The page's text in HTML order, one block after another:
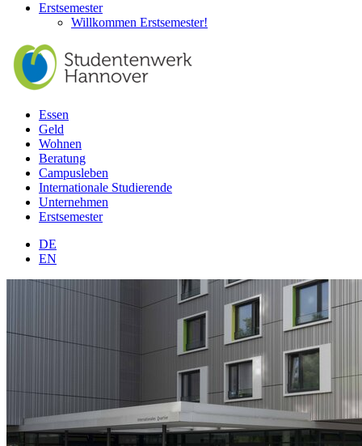
Erstsemester
Willkommen Erstsemester!
Essen
Geld
Wohnen
Beratung
Campusleben
Internationale Studierende
Unternehmen
Erstsemester
DE
EN